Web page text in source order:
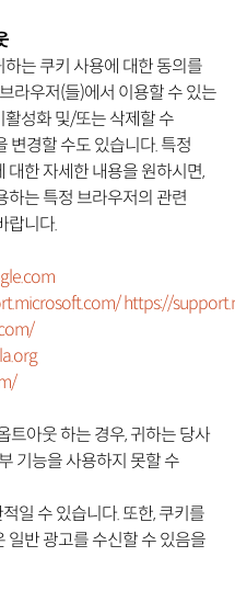
는 쿠키 사용에 대한 동의를
라우저(들)에서 이용할 수 있는
성화 및/또는 삭제할 수
변경할 수도 있습니다. 특정
대한 자세한 내용을 원하시면,
하는 특정 브라우저의 관련
랍니다.
https://
트아웃 하는 경우, 귀하는 당사
기능을 사용하지 못할 수
일 수 있습니다. 또한, 쿠키를
일반 광고를 수신할 수 있음을